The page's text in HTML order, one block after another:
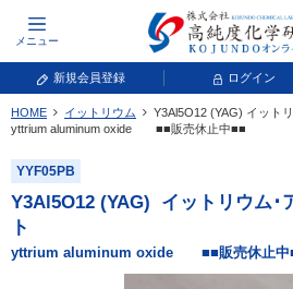
メニュー
新規会員登録 ログイン
元素記号で検索
元素周期表をタップすると、拡大表示されます。拡
し、一覧へ移動してください。
青色が取り扱い対象元素です。
HOME イットリウム Y3Al5O12 (YAG) イット
yttrium aluminum oxide ■■販売休止中■■
YYF05PB
Y3Al5O12 (YAG)
イットリウム･
ト
yttrium aluminum oxide ■■販売休止中